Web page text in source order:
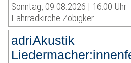
Sonntag, 09.08.2026 | 16:00 Uhr
Fahrradkirche Zöbigker
adriAkustik